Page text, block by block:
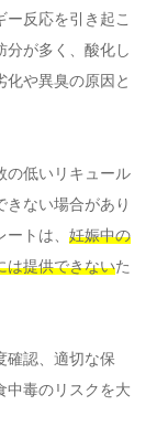
ー反応を引き起こ
分が多く、酸化し
や異臭の原因と
の低いリキュール
きない場合があり
トは、 妊娠中の
は提供できないた
確認、適切な保
中毒のリスクを大